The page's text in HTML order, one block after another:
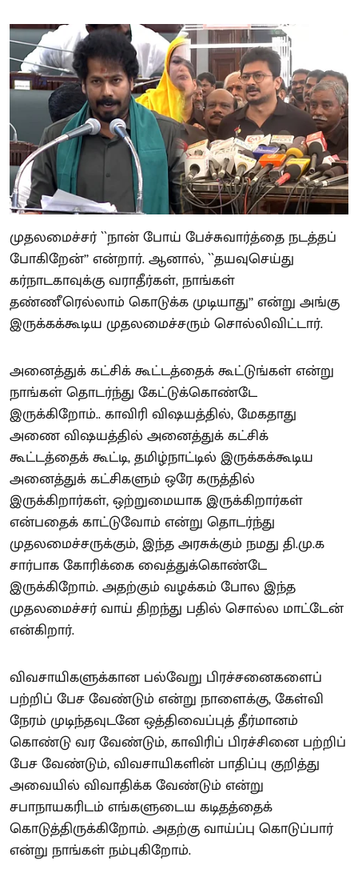
முதலமைச்சர் ``நான் போய் பேச்சுவார்த்தை நடத்தப்
போகிறேன்’’ என்றார். ஆனால், ``தயவுசெய்து
கர்நாடகாவுக்கு வராதீர்கள், நாங்கள்
தண்ணீரெல்லாம் கொடுக்க முடியாது’’ என்று அங்கு
இருக்கக்கூடிய முதலமைச்சரும் சொல்லிவிட்டார்.
அனைத்துக் கட்சிக் கூட்டத்தைக் கூட்டுங்கள் என்று
நாங்கள் தொடர்ந்து கேட்டுக்கொண்டே
இருக்கிறோம்.. காவிரி விஷயத்தில், மேகதாது
அணை விஷயத்தில் அனைத்துக் கட்சிக்
கூட்டத்தைக் கூட்டி, தமிழ்நாட்டில் இருக்கக்கூடிய
அனைத்துக் கட்சிகளும் ஒரே கருத்தில்
இருக்கிறார்கள், ஒற்றுமையாக இருக்கிறார்கள்
என்பதைக் காட்டுவோம் என்று தொடர்ந்து
முதலமைச்சருக்கும், இந்த அரசுக்கும் நமது தி.மு.க
சார்பாக கோரிக்கை வைத்துக்கொண்டே
இருக்கிறோம். அதற்கும் வழக்கம் போல இந்த
முதலமைச்சர் வாய் திறந்து பதில் சொல்ல மாட்டேன்
என்கிறார்.
விவசாயிகளுக்கான பல்வேறு பிரச்சனைகளைப்
பற்றிப் பேச வேண்டும் என்று நாளைக்கு, கேள்வி
நேரம் முடிந்தவுடனே ஒத்திவைப்புத் தீர்மானம்
கொண்டு வர வேண்டும், காவிரிப் பிரச்சினை பற்றிப்
பேச வேண்டும், விவசாயிகளின் பாதிப்பு குறித்து
அவையில் விவாதிக்க வேண்டும் என்று
சபாநாயகரிடம் எங்களுடைய கடிதத்தைக்
கொடுத்திருக்கிறோம். அதற்கு வாய்ப்பு கொடுப்பார்
என்று நாங்கள் நம்புகிறோம்.